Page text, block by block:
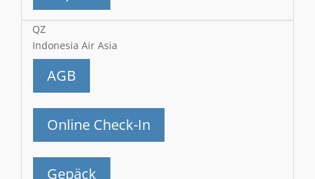
QZ
Indonesia Air Asia
AGB
Online Check-In
Gepäck